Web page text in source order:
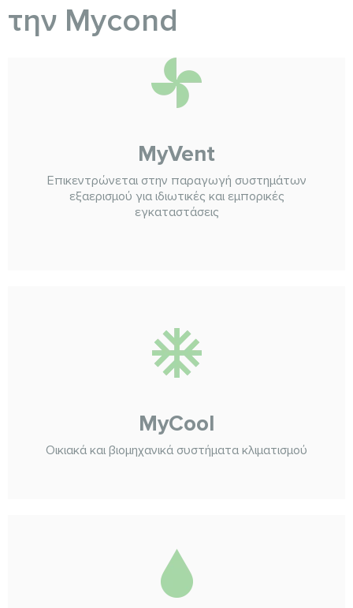
την Myсond
MyVent
Επικεντρώνεται στην παραγωγή συστημάτων
εξαερισμού για ιδιωτικές και εμπορικές
εγκαταστάσεις
MyCool
Οικιακά και βιομηχανικά συστήματα κλιματισμού